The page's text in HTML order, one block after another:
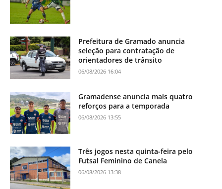
Prefeitura de Gramado anuncia
seleção para contratação de
orientadores de trânsito
06/08/2026 16:04
Gramadense anuncia mais quatro
reforços para a temporada
06/08/2026 13:55
Três jogos nesta quinta-feira pelo
Futsal Feminino de Canela
06/08/2026 13:38